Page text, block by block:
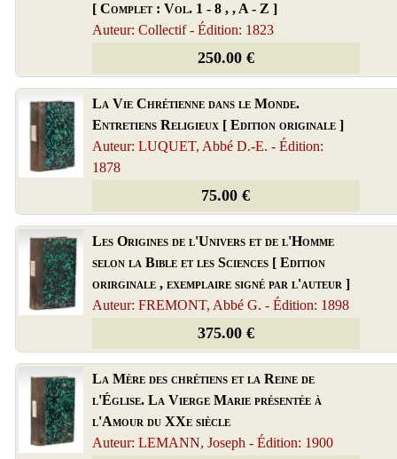
[ Complet : Vol. 1 - 8 , , A - Z ]
Auteur: Collectif - Édition: 1823
250.00 €
La Vie Chrétienne dans le Monde.
Entretiens Religieux [ Edition originale ]
Auteur: LUQUET, Abbé D.-E. - Édition:
1878
75.00 €
Les Origines de l'Univers et de l'Homme
selon la Bible et les Sciences [ Edition
orirginale , exemplaire signé par l'auteur ]
Auteur: FREMONT, Abbé G. - Édition: 1898
375.00 €
La Mère des chrétiens et la Reine de
l'Église. La Vierge Marie présentée à
l'Amour du XXe siècle
Auteur: LEMANN, Joseph - Édition: 1900